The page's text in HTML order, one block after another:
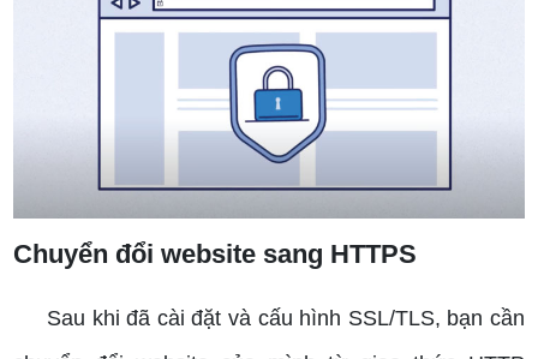
Chuyển đổi website sang HTTPS
Sau khi đã cài đặt và cấu hình SSL/TLS, bạn cần